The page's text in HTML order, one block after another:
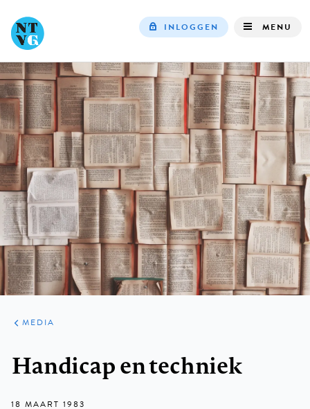
navigation
INLOGGEN MENU
ARTIKELEN
VARIA
MEDIA
Handicap en techniek
18 MAART 1983